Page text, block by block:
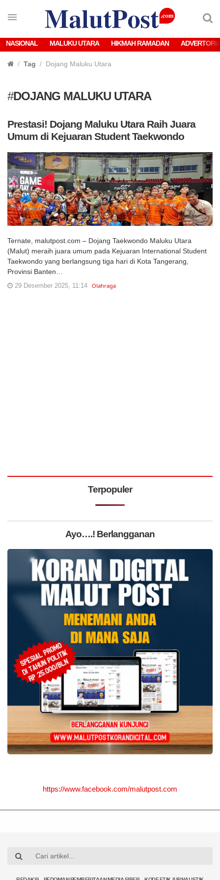
NASIONAL MALUKU UTARA HIKMAH RAMADAN
Tag Dojang Maluku Utara
#DOJANG MALUKU UTARA
Prestasi! Dojang Maluku Utara Raih Juara
Umum di Kejuaran Student Taekwondo
Ternate, malutpost.com – Dojang Taekwondo Maluku Utara
(Malut) meraih juara umum pada Kejuaran International Student
Taekwondo yang berlangsung tiga hari di Kota Tangerang,
Provinsi Banten…
29 Desember 2025, 11:14 Olahraga
Terpopuler
Ayo….! Berlangganan
https://www.facebook.com/malutpost.com